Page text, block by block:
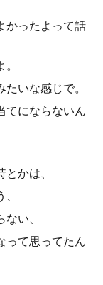
かったよって話
いな感じで。
てにならないん
かは、
い、
って思ってたん